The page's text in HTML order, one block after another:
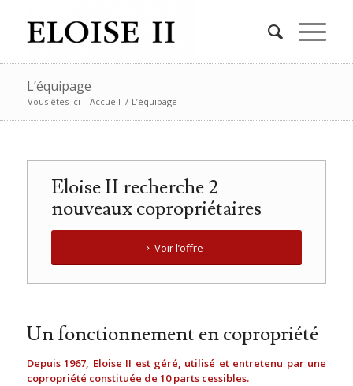
L’équipage
Vous êtes ici : Accueil / L’équipage
Eloise II recherche 2
nouveaux copropriétaires
Voir l’offre
Un fonctionnement en copropriété
Depuis 1967, Eloise II est géré, utilisé et entretenu par une
copropriété constituée de 10 parts cessibles.